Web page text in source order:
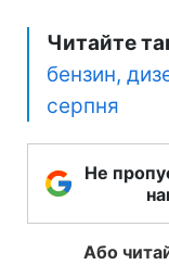
Читайте
бензин,
серпня
Не
Або